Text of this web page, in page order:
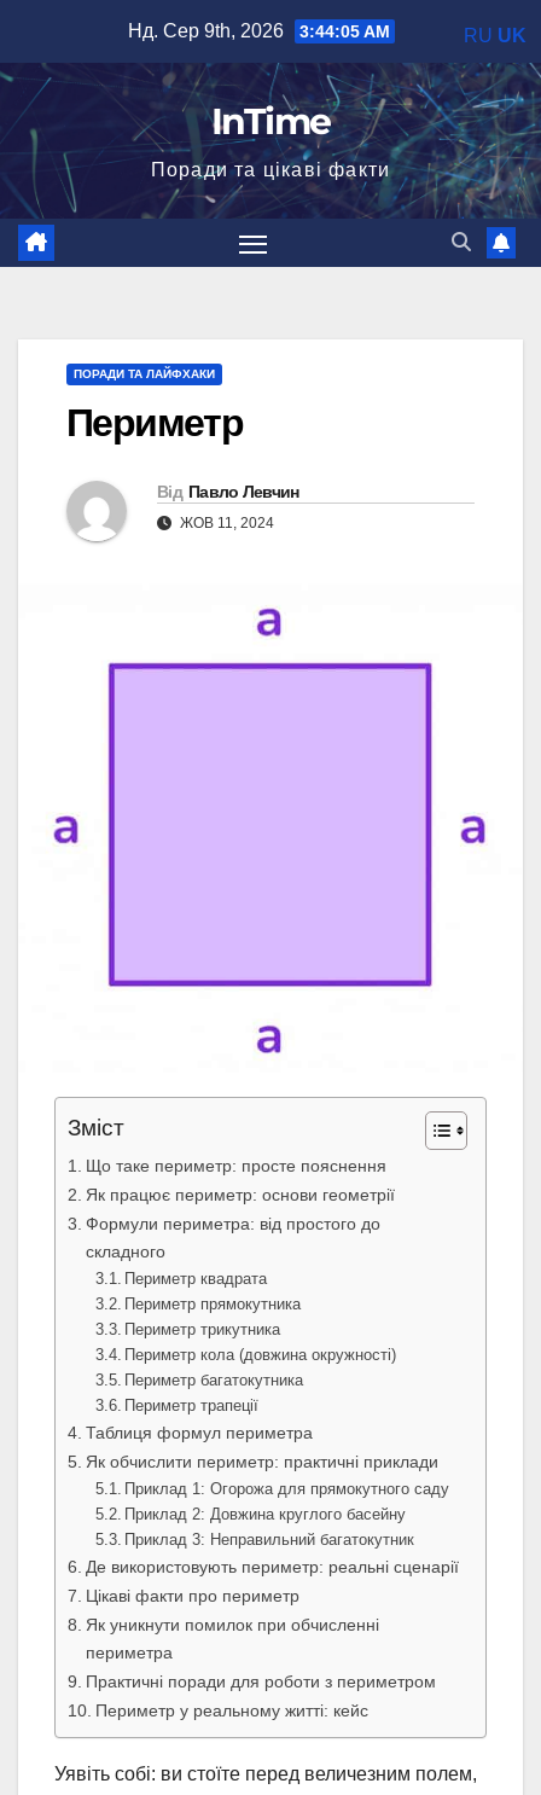
вмісту
Нд. Сер 9th, 2026 3:44:06 AM
InTime
Поради та цікаві факти
ПОРАДИ ТА ЛАЙФХАКИ
Периметр
Від Павло Левчин
ЖОВ 11, 2024
Зміст
Що таке периметр: просте пояснення
Як працює периметр: основи геометрії
Формули периметра: від простого до
складного
Периметр квадрата
Периметр прямокутника
Периметр трикутника
Периметр кола (довжина окружності)
Периметр багатокутника
Периметр трапеції
Таблиця формул периметра
Як обчислити периметр: практичні приклади
Приклад 1: Огорожа для прямокутного саду
Приклад 2: Довжина круглого басейну
Приклад 3: Неправильний багатокутник
Де використовують периметр: реальні сценарії
Цікаві факти про периметр
Як уникнути помилок при обчисленні
периметра
Практичні поради для роботи з периметром
Периметр у реальному житті: кейс
Уявіть собі: ви стоїте перед величезним полем,
RU UK